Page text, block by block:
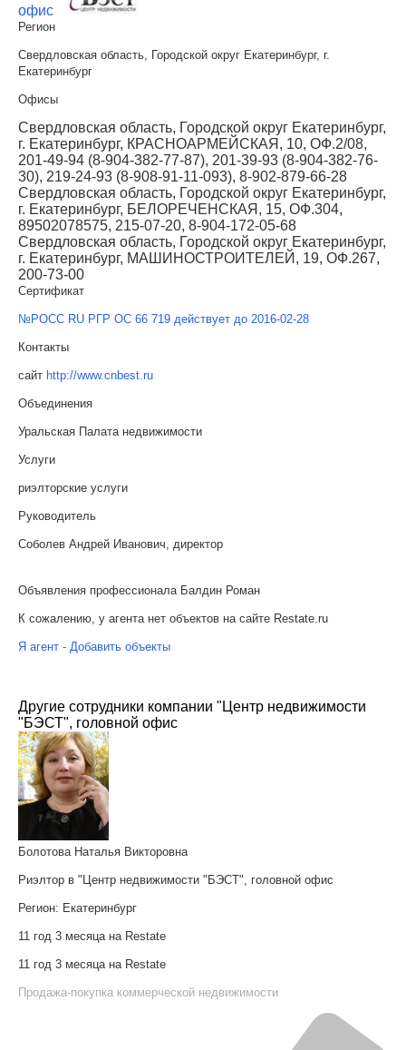
офис
Регион
Свердловская область, Городской округ Екатеринбург, г.
Екатеринбург
Офисы
Свердловская область, Городской округ Екатеринбург,
г. Екатеринбург, КРАСНОАРМЕЙСКАЯ, 10, ОФ.2/08,
201-49-94 (8-904-382-77-87), 201-39-93 (8-904-382-76-
30), 219-24-93 (8-908-91-11-093), 8-902-879-66-28
Свердловская область, Городской округ Екатеринбург,
г. Екатеринбург, БЕЛОРЕЧЕНСКАЯ, 15, ОФ.304,
89502078575, 215-07-20, 8-904-172-05-68
Свердловская область, Городской округ Екатеринбург,
г. Екатеринбург, МАШИНОСТРОИТЕЛЕЙ, 19, ОФ.267,
200-73-00
Сертификат
№РОСС RU РГР ОС 66 719 действует до 2016-02-28
Контакты
сайт http://www.cnbest.ru
Объединения
Уральская Палата недвижимости
Услуги
риэлторские услуги
Руководитель
Соболев Андрей Иванович, директор
Объявления профессионала Балдин Роман
К сожалению, у агента нет объектов на сайте Restate.ru
Я агент - Добавить объекты
Другие сотрудники компании "Центр недвижимости
"БЭСТ", головной офис
Болотова Наталья Викторовна
Риэлтор в "Центр недвижимости "БЭСТ", головной офис
Регион: Екатеринбург
11 год 3 месяца на Restate
11 год 3 месяца на Restate
Продажа-покупка коммерческой недвижимости